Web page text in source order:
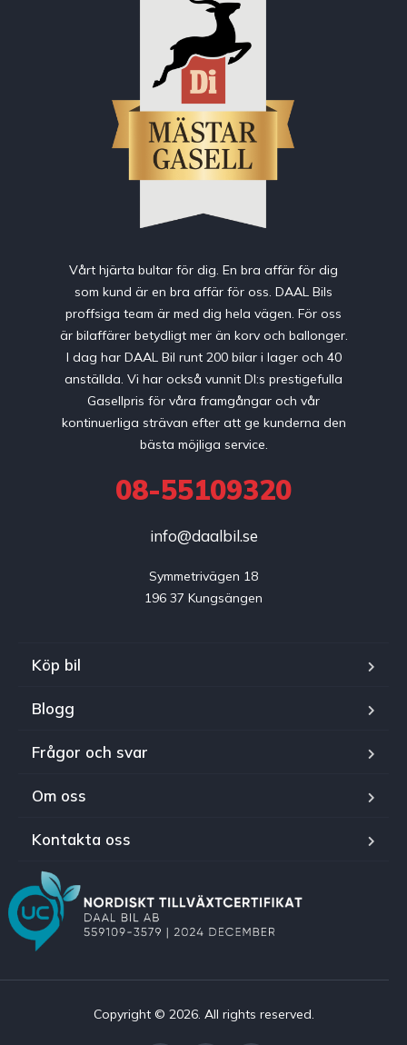
Vårt hjärta bultar för dig. En bra affär för dig
som kund är en bra affär för oss. DAAL Bils
proffsiga team är med dig hela vägen. För oss
är bilaffärer betydligt mer än korv och ballonger.
I dag har DAAL Bil runt 200 bilar i lager och 40
anställda. Vi har också vunnit DI:s prestigefulla
Gasellpris för våra framgångar och vår
kontinuerliga strävan efter att ge kunderna den
bästa möjliga service.
08-55109320
info@daalbil.se
Symmetrivägen 18
196 37 Kungsängen
Köp bil
Blogg
Frågor och svar
Om oss
Kontakta oss
Copyright © 2026. All rights reserved.